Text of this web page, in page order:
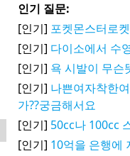
인기 질문:
[인기] 포켓몬스터로
[인기] 다이소에서 수
[인기] 욕 시발이 무슨
[인기] 나쁜여자착한
가??궁금해서요
[인기] 50cc나 100cc
[인기] 10억을 은행에